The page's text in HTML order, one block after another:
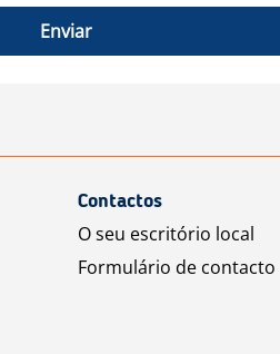
Enviar
Contactos
O seu escritório local
Formulário de contacto